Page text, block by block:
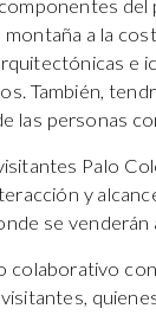
del
a la
e
También,
las personas
Palo
y
se
colaborativo